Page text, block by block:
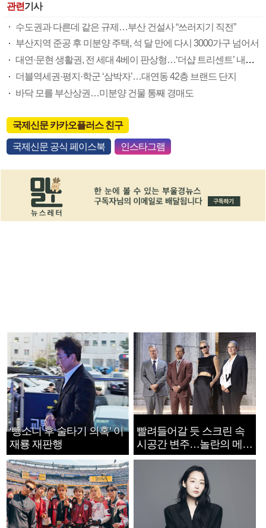
관련기사
수도권과 다른데 같은 규제…부산 건설사 “쓰러지기 직전”
부산지역 준공 후 미분양 주택, 석 달 만에 다시 3000가구 넘어서
대연·문현 생활권, 전 세대 4베이 판상형…‘더샵 트리센트’ 내달 분양
더블역세권·평지·학군 ‘삼박자’…대연동 42층 브랜드 단지
바닥 모를 부산상권…미분양 건물 통째 경매도
국제신문 카카오플러스 친구
국제신문 공식 페이스북 인스타그램
‘뺑소니 후 술타기 의혹’ 이
재룡 재판행
빨려들어갈 듯 스크린 속
시공간 변주…놀란의 메시
지는 ‘전쟁 속죄’